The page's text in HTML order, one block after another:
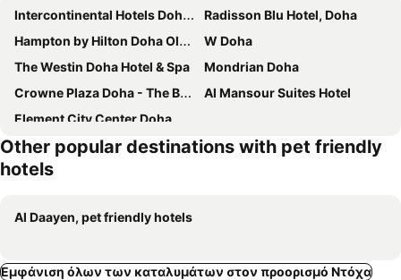
Intercontinental Hotels Doha Beach & Spa By Ihg
Radisson Blu Hotel, Doha
Hampton by Hilton Doha Old Town
W Doha
The Westin Doha Hotel & Spa
Mondrian Doha
Crowne Plaza Doha - The Business Park By Ihg
Al Mansour Suites Hotel
Element City Center Doha
Other popular destinations with pet friendly
hotels
Al Daayen, pet friendly hotels
Εμφάνιση όλων των καταλυμάτων στον προορισμό Ντόχα